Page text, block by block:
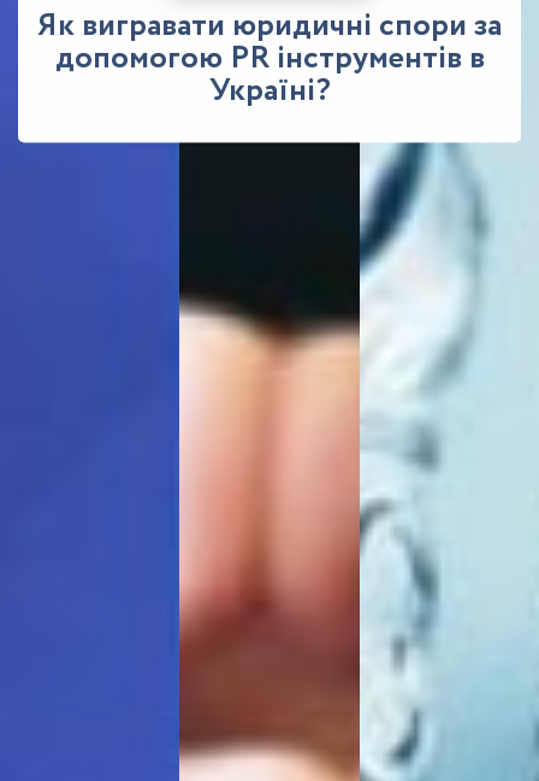
Як вигравати юридичні спори за
допомогою PR інструментів в
Україні?